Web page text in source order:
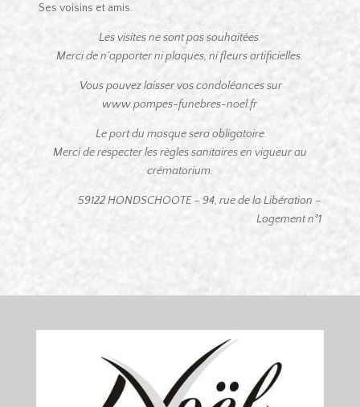
Ses voisins et amis.
Les visites ne sont pas souhaitées.
Merci de n’apporter ni plaques, ni fleurs artificielles.
Vous pouvez laisser vos condoléances sur
www.pompes-funebres-noel.fr
Le port du masque sera obligatoire.
Merci de respecter les règles sanitaires en vigueur au
crématorium.
59122 HONDSCHOOTE – 94, rue de la Libération –
Logement n°1